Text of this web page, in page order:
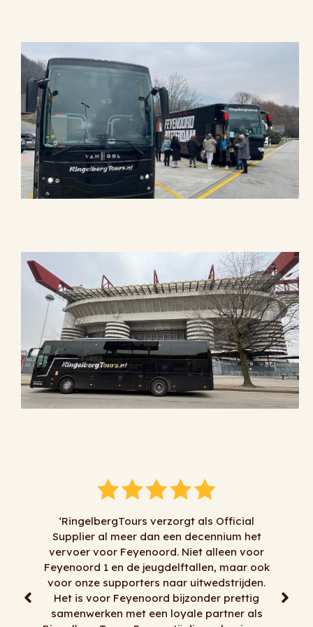
het
voor
maar ook
prettig
partner als
‘Al jaren doen wij naar volle tevredenheid
zaken met RingelbergTours. Alles kan en
alles mag, tenminste het meeste dan . Voor
korte transfers, dagtochten, meerdaagse
reizen, goede chauffeurs, flexibiliteit en
mooie bussen moet je bij RingelbergTours